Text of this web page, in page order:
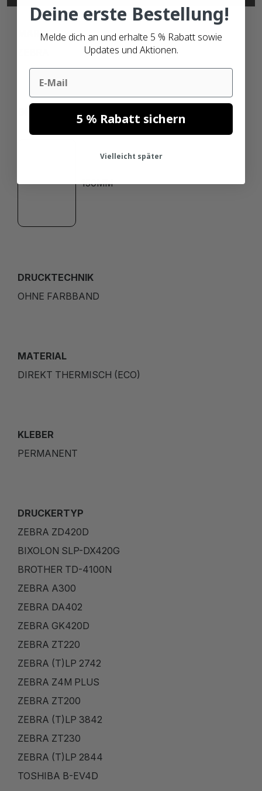
MARKE
150MM
DRUCKTECHNIK
OHNE FARBBAND
MATERIAL
DIREKT THERMISCH (ECO)
KLEBER
PERMANENT
DRUCKERTYP
ZEBRA ZD420D
BIXOLON SLP-DX420G
BROTHER TD-4100N
ZEBRA A300
ZEBRA DA402
ZEBRA GK420D
ZEBRA ZT220
ZEBRA (T)LP 2742
ZEBRA Z4M PLUS
ZEBRA ZT200
ZEBRA (T)LP 3842
ZEBRA ZT230
ZEBRA (T)LP 2844
TOSHIBA B-EV4D
Deine erste Bestellung!
Melde dich an und erhalte 5 % Rabatt sowie
Updates und Aktionen.
Email
5 % Rabatt sichern
Vielleicht später